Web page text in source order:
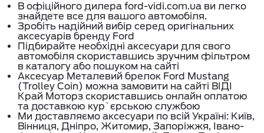
В офіційного дилера ford-vidi.com.ua ви легко
знайдете все для вашого автомобіля.
Зробіть надійний вибір серед оригінальних
аксесуарів бренду Ford
Підбирайте необхідні аксесуари для свого
автомобіля скориставшись зручним фільтром
в каталогу або пошуком на сайті
Аксесуар Металевий брелок Ford Mustang
(Trolley Coin) можна замовити на сайті ВІДІ
Край Моторз скориставшись онлайн оплатою
та доставкою кур`єрською службою
Ми доставляємо аксесуари по всій Україні: Київ,
Вінниця, Дніпро, Житомир, Запоріжжя, Івано-